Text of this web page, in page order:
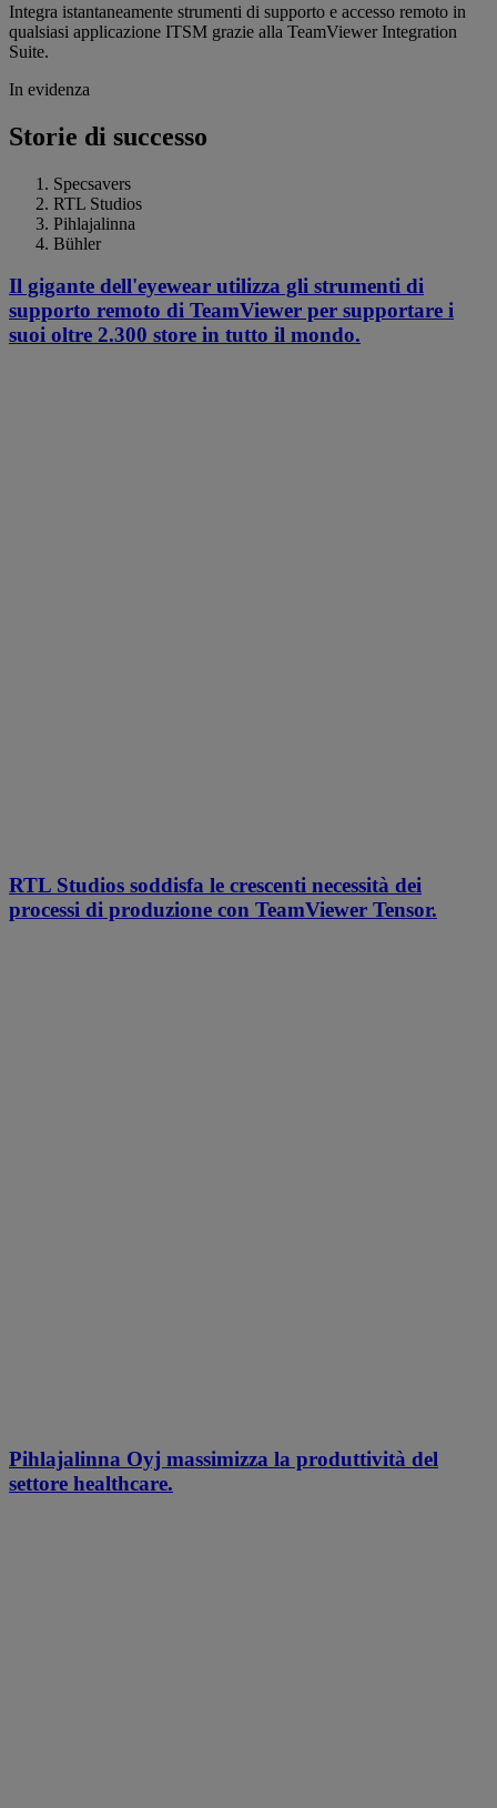
Integra istantaneamente strumenti di supporto e accesso remoto in
qualsiasi applicazione ITSM grazie alla TeamViewer Integration
Suite.
In evidenza
Storie di successo
Specsavers
RTL Studios
Pihlajalinna
Bühler
Il gigante dell'eyewear utilizza gli strumenti di
supporto remoto di TeamViewer per supportare i
suoi oltre 2.300 store in tutto il mondo.
RTL Studios soddisfa le crescenti necessità dei
processi di produzione con TeamViewer Tensor.
Pihlajalinna Oyj massimizza la produttività del
settore healthcare.